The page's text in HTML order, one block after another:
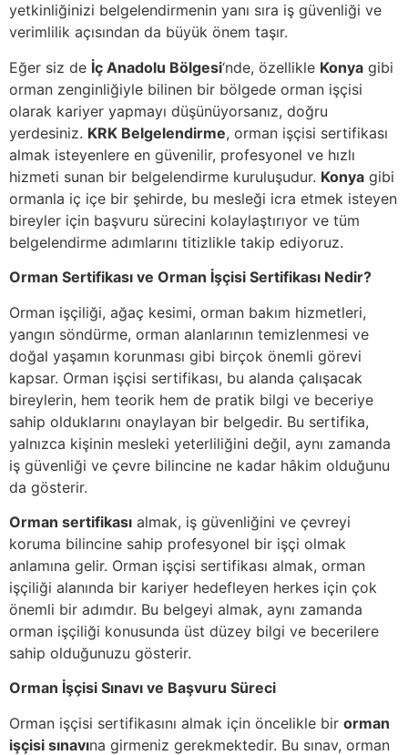
yetkinliğinizi belgelendirmenin yanı sıra iş güvenliği ve
verimlilik açısından da büyük önem taşır.
Eğer siz de İç Anadolu Bölgesi‘nde, özellikle Konya gibi
orman zenginliğiyle bilinen bir bölgede orman işçisi
olarak kariyer yapmayı düşünüyorsanız, doğru
yerdesiniz. KRK Belgelendirme, orman işçisi sertifikası
almak isteyenlere en güvenilir, profesyonel ve hızlı
hizmeti sunan bir belgelendirme kuruluşudur. Konya gibi
ormanla iç içe bir şehirde, bu mesleği icra etmek isteyen
bireyler için başvuru sürecini kolaylaştırıyor ve tüm
belgelendirme adımlarını titizlikle takip ediyoruz.
Orman Sertifikası ve Orman İşçisi Sertifikası Nedir?
Orman işçiliği, ağaç kesimi, orman bakım hizmetleri,
yangın söndürme, orman alanlarının temizlenmesi ve
doğal yaşamın korunması gibi birçok önemli görevi
kapsar. Orman işçisi sertifikası, bu alanda çalışacak
bireylerin, hem teorik hem de pratik bilgi ve beceriye
sahip olduklarını onaylayan bir belgedir. Bu sertifika,
yalnızca kişinin mesleki yeterliliğini değil, aynı zamanda
iş güvenliği ve çevre bilincine ne kadar hâkim olduğunu
da gösterir.
Orman sertifikası almak, iş güvenliğini ve çevreyi
koruma bilincine sahip profesyonel bir işçi olmak
anlamına gelir. Orman işçisi sertifikası almak, orman
işçiliği alanında bir kariyer hedefleyen herkes için çok
önemli bir adımdır. Bu belgeyi almak, aynı zamanda
orman işçiliği konusunda üst düzey bilgi ve becerilere
sahip olduğunuzu gösterir.
Orman İşçisi Sınavı ve Başvuru Süreci
Orman işçisi sertifikasını almak için öncelikle bir orman
işçisi sınavına girmeniz gerekmektedir. Bu sınav, orman